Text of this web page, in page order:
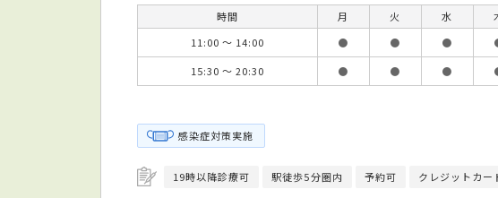
時間 月 火 水
11:00 ～ 14:00
● ● ●
15:30 ～ 20:30
● ● ●
感染症対策実施
19時以降診療可 駅徒歩5分圏内 予約可 クレジットカー